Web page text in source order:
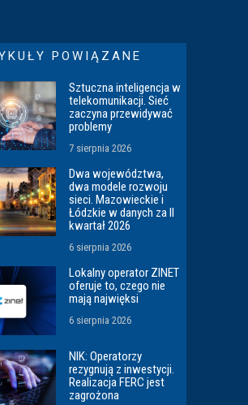
POWIĄZANE
Sztuczna inteligencja w
telekomunikacji. Sieć
zaczyna przewidywać
problemy
7 sierpnia 2026
Dwa województwa,
dwa modele rozwoju
sieci. Mazowieckie i
Łódzkie w danych za II
kwartał 2026
6 sierpnia 2026
Lokalny operator ZINET
oferuje to, czego nie
mają najwięksi
6 sierpnia 2026
NIK: Operatorzy
rezygnują z inwestycji.
Realizacja FERC jest
zagrożona